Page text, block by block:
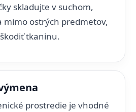
skladujte v suchom,
mimo ostrých predmetov,
tkaninu.
prostredie je vhodné